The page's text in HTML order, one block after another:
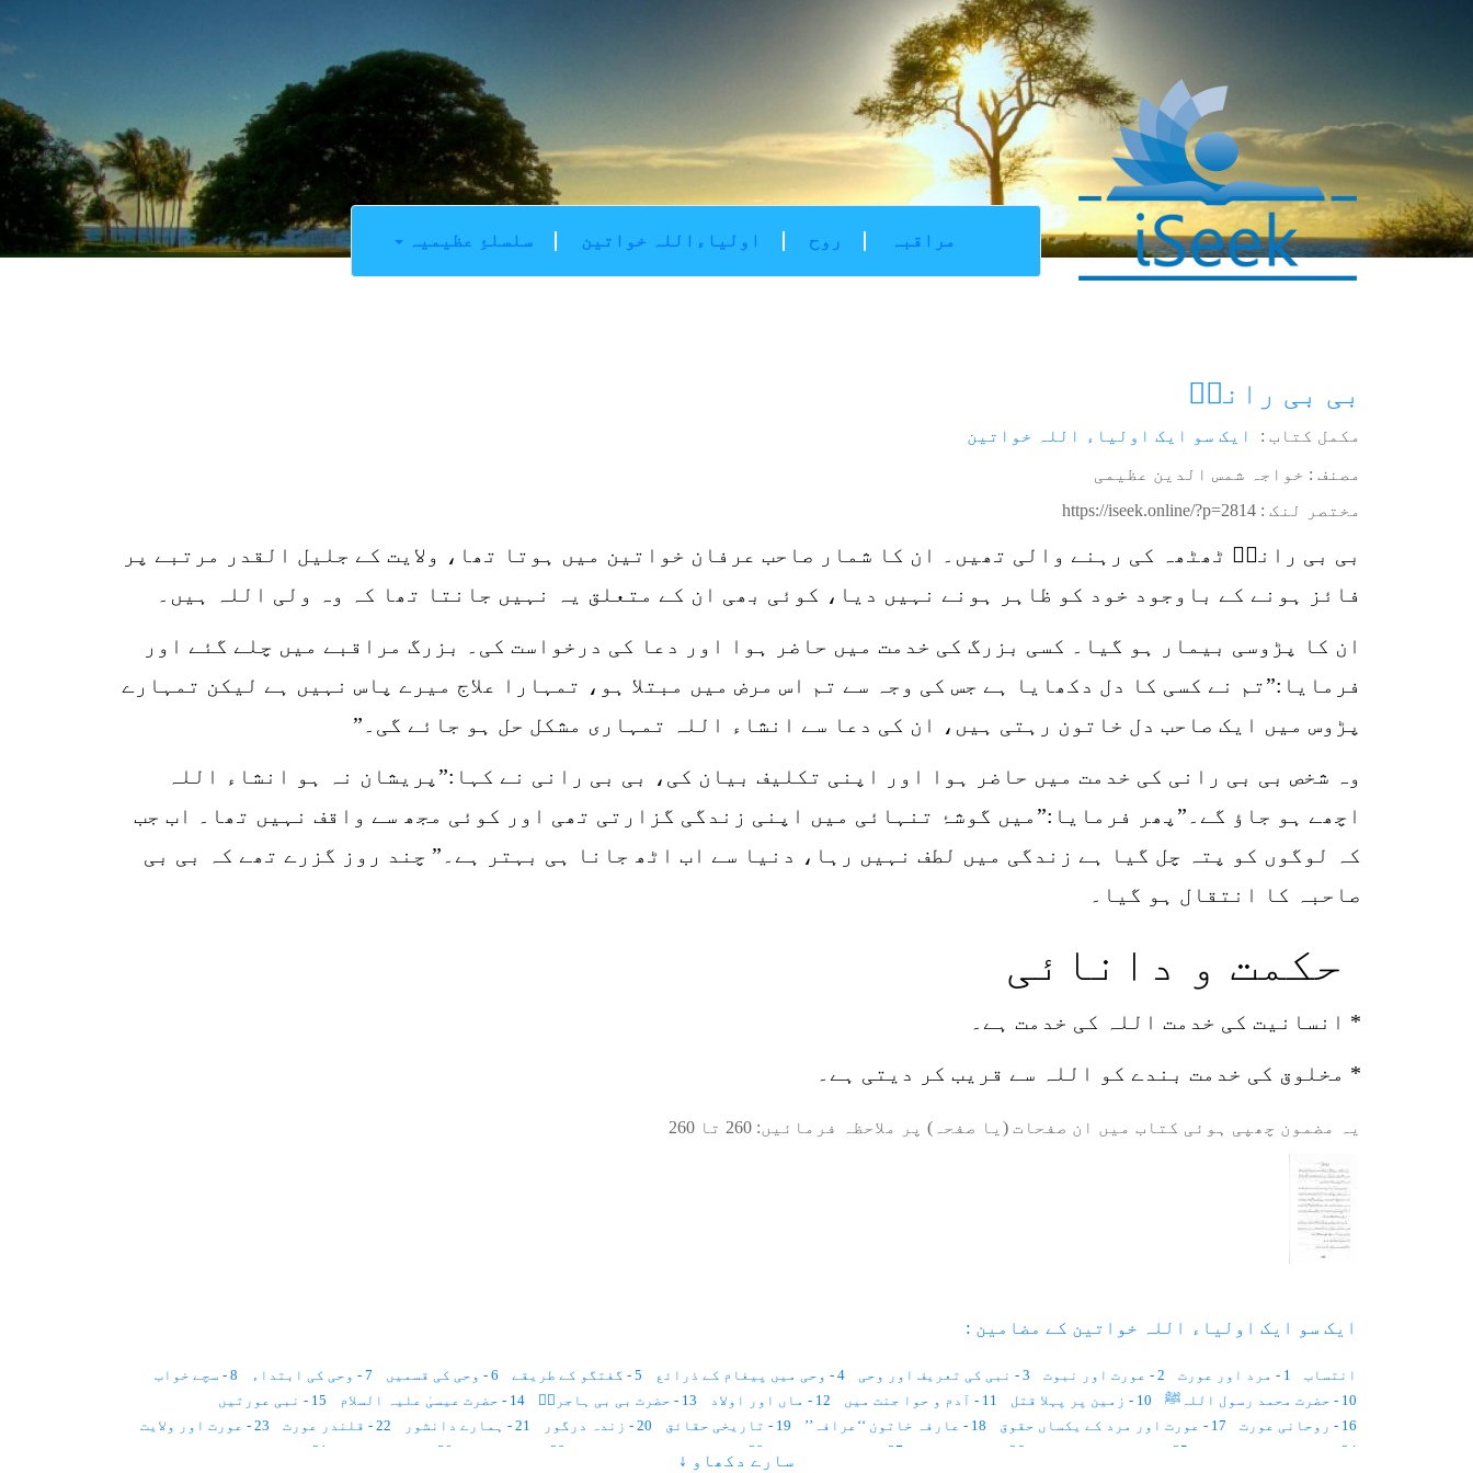
سلسلۂِ عظیمیہ اولیاءاللہ خواتین روح مراقبہ
بی بی رانیؒ
مکمل کتاب : ایک سو ایک اولیاء اللہ خواتین
مصنف : خواجہ شمس الدین عظیمی
مختصر لنک : https://iseek.online/?p=2814
بی بی رانیؒ ٹھٹھہ کی رہنے والی تھیں۔ ان کا شمار صاحب عرفان خواتین میں ہوتا تھا، ولایت کے جلیل القدر مرتبے پر
فائز ہونے کے باوجود خود کو ظاہر ہونے نہیں دیا، کوئی بھی ان کے متعلق یہ نہیں جانتا تھا کہ وہ ولی اللہ ہیں۔
ان کا پڑوسی بیمار ہو گیا۔ کسی بزرگ کی خدمت میں حاضر ہوا اور دعا کی درخواست کی۔ بزرگ مراقبے میں چلے گئے اور
فرمایا:”تم نے کسی کا دل دکھایا ہے جس کی وجہ سے تم اس مرض میں مبتلا ہو، تمہارا علاج میرے پاس نہیں ہے لیکن تمہارے
پڑوس میں ایک صاحب دل خاتون رہتی ہیں، ان کی دعا سے انشاء اللہ تمہاری مشکل حل ہو جائے گی۔”
وہ شخص بی بی رانی کی خدمت میں حاضر ہوا اور اپنی تکلیف بیان کی، بی بی رانی نے کہا:”پریشان نہ ہو انشاء اللہ
اچھے ہو جاؤ گے۔”پھر فرمایا:”میں گوشۂ تنہائی میں اپنی زندگی گزارتی تھی اور کوئی مجھ سے واقف نہیں تھا۔ اب جب
کہ لوگوں کو پتہ چل گیا ہے زندگی میں لطف نہیں رہا، دنیا سے اب اٹھ جانا ہی بہتر ہے۔” چند روز گزرے تھے کہ بی بی
صاحبہ کا انتقال ہو گیا۔
حکمت و دانائی
* انسانیت کی خدمت اللہ کی خدمت ہے۔
* مخلوق کی خدمت بندے کو اللہ سے قریب کر دیتی ہے۔
یہ مضمون چھپی ہوئی کتاب میں ان صفحات (یا صفحہ) پر ملاحظہ فرمائیں: 260 تا 260
ایک سو ایک اولیاء اللہ خواتین کے مضامین :
انتساب 1 - مرد اور عورت 2 - عورت اور نبوت 3 - نبی کی تعریف اور وحی 4 - وحی میں پیغام کے ذرائع 5 - گفتگو کے طریقے 6 - وحی کی قسمیں 7 - وحی کی ابتداء
8 - سچے خواب
10 - حضرت محمد رسول اللہﷺ
10 - زمین پر پہلا قتل 11 - آدم و حوا جنت میں 12 - ماں اور اولاد 13 - حضرت بی بی ہاجرہؑ 14 - حضرت عیسیٰ علیہ السلام
15 - نبی عورتیں
16 - روحانی عورت
17 - عورت اور مرد کے یکساں حقوق 18 - عارفہ خاتون ‘‘عرافہ’’ 19 - تاریخی حقائق 20 - زندہ درگور 21 - ہمارے دانشور 22 - قلندر عورت
23 - عورت اور ولایت
24 - پردہ اور حکمرانی
25 - فرات سے عرفات تک 26 - ناقص العقل 27 - انگریزی زبان 29 - عورت کو بھینٹ چڑھانا 29 - بیوہ عورت 30 - شوہر کی چتا
31 - تین کروڑ پچاس لاکھ سال
سارے دکھاو ↓